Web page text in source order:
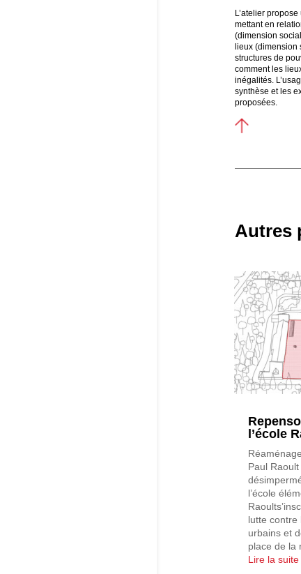
L’atelier
mettant en
(dimension
lieux (dimension
structures de
comment les
inégalités.
synthèse et les
proposées.
Autres
l’école
Paul
l’école
lutte contre
urbains et
place de la
Lire la suite